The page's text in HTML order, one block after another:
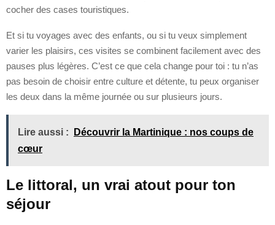
cocher des cases touristiques.
Et si tu voyages avec des enfants, ou si tu veux simplement
varier les plaisirs, ces visites se combinent facilement avec des
pauses plus légères. C’est ce que cela change pour toi : tu n’as
pas besoin de choisir entre culture et détente, tu peux organiser
les deux dans la même journée ou sur plusieurs jours.
Lire aussi :
Découvrir la Martinique : nos coups de
cœur
Le littoral, un vrai atout pour ton
séjour